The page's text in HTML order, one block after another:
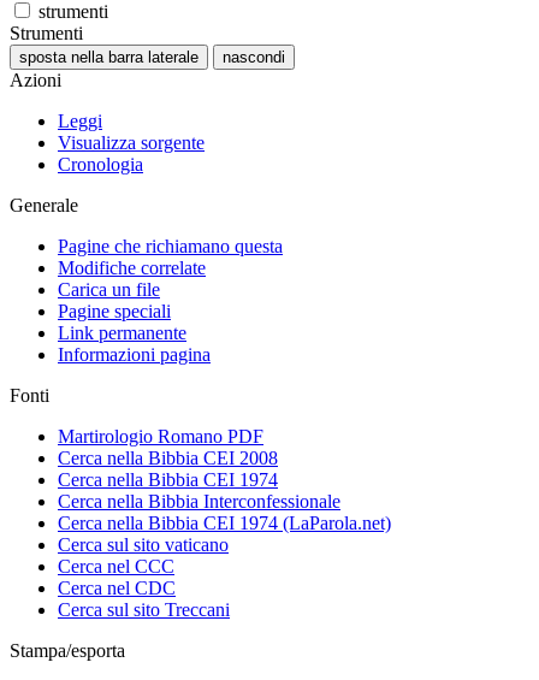
strumenti
Strumenti
sposta nella barra laterale nascondi
Azioni
Leggi
Visualizza sorgente
Cronologia
Generale
Pagine che richiamano questa
Modifiche correlate
Carica un file
Pagine speciali
Link permanente
Informazioni pagina
Fonti
Martirologio Romano PDF
Cerca nella Bibbia CEI 2008
Cerca nella Bibbia CEI 1974
Cerca nella Bibbia Interconfessionale
Cerca nella Bibbia CEI 1974 (LaParola.net)
Cerca sul sito vaticano
Cerca nel CCC
Cerca nel CDC
Cerca sul sito Treccani
Stampa/esporta